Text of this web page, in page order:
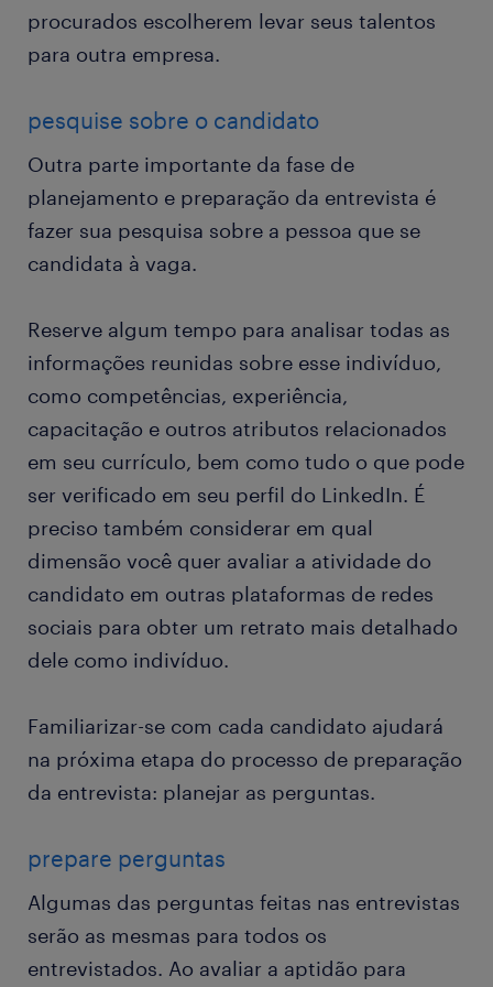
procurados escolherem levar seus talentos
para outra empresa.
pesquise sobre o candidato
Outra parte importante da fase de
planejamento e preparação da entrevista é
fazer sua pesquisa sobre a pessoa que se
candidata à vaga.
Reserve algum tempo para analisar todas as
informações reunidas sobre esse indivíduo,
como competências, experiência,
capacitação e outros atributos relacionados
em seu currículo, bem como tudo o que pode
ser verificado em seu perfil do LinkedIn. É
preciso também considerar em qual
dimensão você quer avaliar a atividade do
candidato em outras plataformas de redes
sociais para obter um retrato mais detalhado
dele como indivíduo.
Familiarizar-se com cada candidato ajudará
na próxima etapa do processo de preparação
da entrevista: planejar as perguntas.
prepare perguntas
Algumas das perguntas feitas nas entrevistas
serão as mesmas para todos os
entrevistados. Ao avaliar a aptidão para